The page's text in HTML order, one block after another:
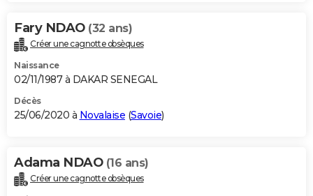
Fary NDAO (32 ans)
Créer une cagnotte obsèques
Naissance
02/11/1987 à DAKAR SENEGAL
Décès
25/06/2020 à Novalaise (Savoie)
Adama NDAO (16 ans)
Créer une cagnotte obsèques